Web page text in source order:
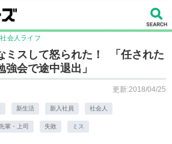
社会人ライフ
ミスして怒られた！ 「任された
会で途中退出」
更新:2018/04/25
新生活 新入社員 社会人
輩・上司 失敗 ミス